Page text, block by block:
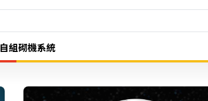
自組砌機系統